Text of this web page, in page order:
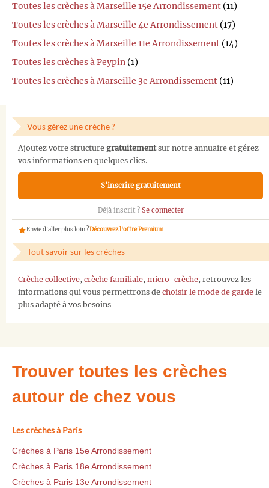
Toutes les crèches à Marseille 15e Arrondissement (11)
Toutes les crèches à Marseille 4e Arrondissement (17)
Toutes les crèches à Marseille 11e Arrondissement (14)
Toutes les crèches à Peypin (1)
Toutes les crèches à Marseille 3e Arrondissement (11)
Vous gérez une crèche ?
Ajoutez votre structure gratuitementsur notre annuaire et gérez
vos informations en quelques clics.
S'inscrire gratuitement
Déjà inscrit ? Se connecter
Envie d'aller plus loin ?Découvrez l'offre Premium
Tout savoir sur les crèches
Crèche collective, crèche familiale, micro-crèche, retrouvez les
informations qui vous permettrons de choisir le mode de garde le
plus adapté à vos besoins
Trouver toutes les crèches
autour de chez vous
Les crèches à Paris
Crèches à Paris 15e Arrondissement
Crèches à Paris 18e Arrondissement
Crèches à Paris 13e Arrondissement